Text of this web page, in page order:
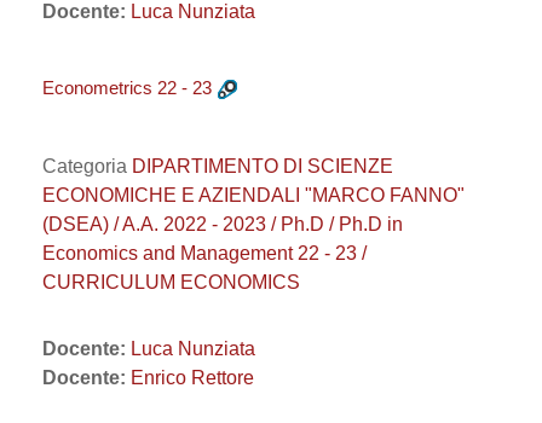
Docente: Luca Nunziata
Econometrics 22 - 23
Categoria DIPARTIMENTO DI SCIENZE
ECONOMICHE E AZIENDALI "MARCO FANNO"
(DSEA) / A.A. 2022 - 2023 / Ph.D / Ph.D in
Economics and Management 22 - 23 /
CURRICULUM ECONOMICS
Docente: Luca Nunziata
Docente: Enrico Rettore